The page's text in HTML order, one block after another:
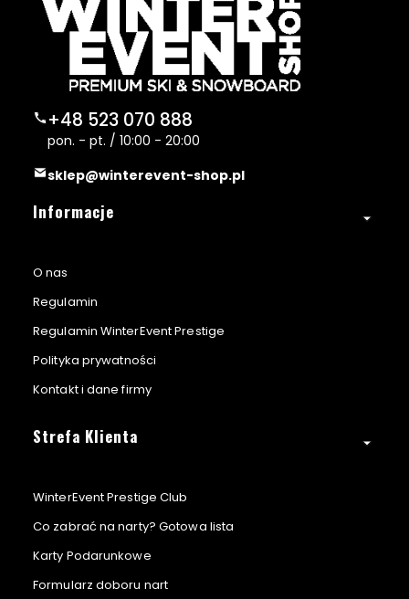
+48 523 070 888
pon. - pt. / 10:00 - 20:00
sklep@winterevent-shop.pl
Linki w stopce
Informacje
O nas
Regulamin
Regulamin WinterEvent Prestige
Polityka prywatności
Kontakt i dane firmy
Strefa Klienta
WinterEvent Prestige Club
Co zabrać na narty? Gotowa lista
Karty Podarunkowe
Formularz doboru nart